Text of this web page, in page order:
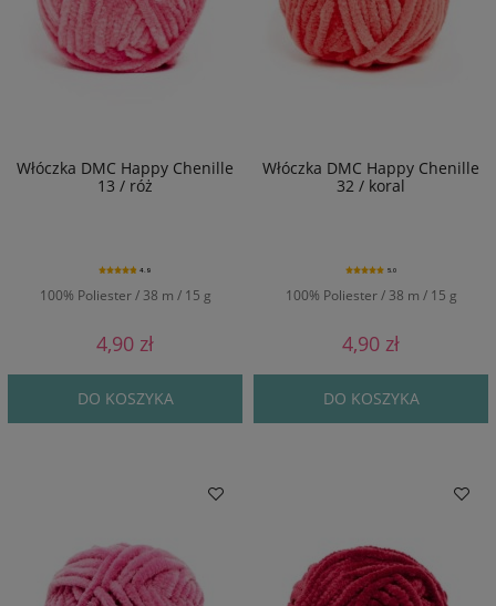
Włóczka DMC Happy Chenille
13 / róż
100% Poliester / 38 m / 15 g
4.9
4,90 zł
DO KOSZYKA
Włóczka DMC Happy Chenille
32 / koral
100% Poliester / 38 m / 15 g
5.0
4,90 zł
DO KOSZYKA